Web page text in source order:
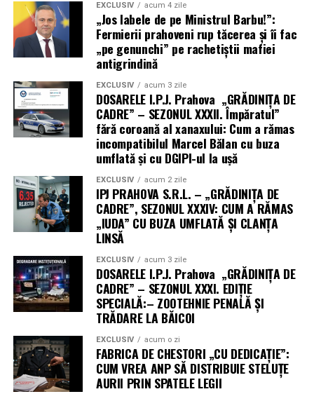
EXCLUSIV acum 4 zile
„Jos labele de pe Ministrul Barbu!”:
Fermierii prahoveni rup tăcerea și îi fac
„pe genunchi” pe rachetiștii mafiei
antigrindină
EXCLUSIV acum 3 zile
DOSARELE I.P.J. Prahova „GRĂDINIȚA DE
CADRE” – SEZONUL XXXII. Împăratul”
fără coroană al xanaxului: Cum a rămas
incompatibilul Marcel Bălan cu buza
umflată și cu DGIPI-ul la ușă
EXCLUSIV acum 2 zile
IPJ PRAHOVA S.R.L. – „GRĂDINIȚA DE
CADRE”, SEZONUL XXXIV: CUM A RĂMAS
„IUDA” CU BUZA UMFLATĂ ȘI CLANȚA
LINSĂ
EXCLUSIV acum 3 zile
DOSARELE I.P.J. Prahova „GRĂDINIȚA DE
CADRE” – SEZONUL XXXI. EDIȚIE
SPECIALĂ:– ZOOTEHNIE PENALĂ ȘI
TRĂDARE LA BĂICOI
EXCLUSIV acum o zi
FABRICA DE CHESTORI „CU DEDICAȚIE”:
CUM VREA ANP SĂ DISTRIBUIE STELUȚE
AURII PRIN SPATELE LEGII